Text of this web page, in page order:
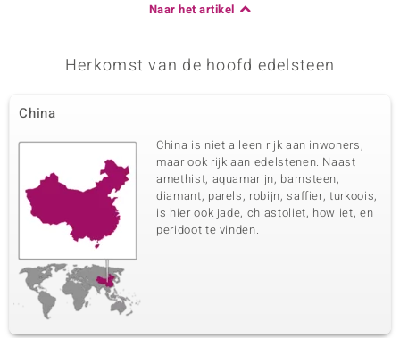
Naar het artikel
Herkomst van de hoofd edelsteen
China
China is niet alleen rijk aan inwoners,
maar ook rijk aan edelstenen. Naast
amethist, aquamarijn, barnsteen,
diamant, parels, robijn, saffier, turkoois,
is hier ook jade, chiastoliet, howliet, en
peridoot te vinden.